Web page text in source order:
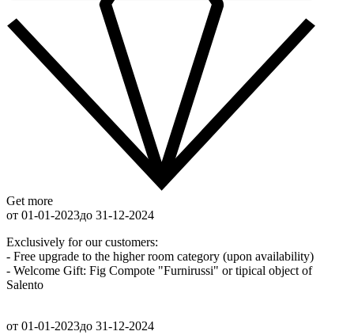
Get more
от 01-01-2023до 31-12-2024
Exclusively for our customers:
- Free upgrade to the higher room category (upon availability)
- Welcome Gift: Fig Compote "Furnirussi" or tipical object of
Salento
от 01-01-2023до 31-12-2024